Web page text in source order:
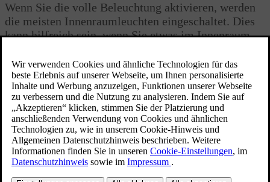
Aktualisiert 01.08.2025
Wenn Sie die volle Beleuchtung aktivieren, werden
die meisten Innenraumleuchten eingeschaltet. Dies
kann hilfreich sein, wenn Sie etwas im Innenraum
Taste für die volle Innenbeleuchtung an der
Deckenkonsole